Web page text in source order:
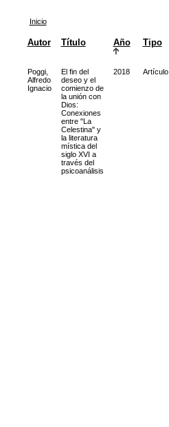
Inicio
Autor Título Año Tipo
Poggi,
Alfredo
Ignacio
El fin del
deseo y el
comienzo de
la unión con
Dios:
Conexiones
entre "La
Celestina" y
la literatura
mística del
siglo XVI a
través del
psicoanálisis
2018 Artículo